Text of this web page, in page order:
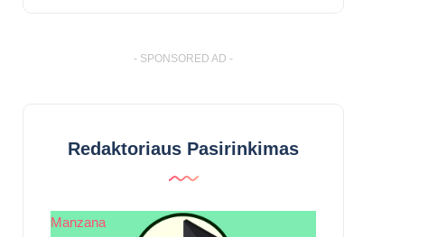
- SPONSORED AD -
Redaktoriaus Pasirinkimas
Manzana